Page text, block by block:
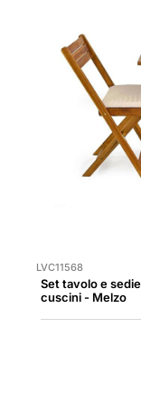
LVC11568
Set tavolo e
cuscini - Melzo